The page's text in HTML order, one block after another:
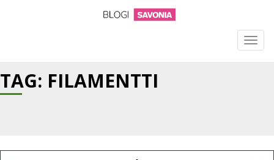
TAG: FILAMENTTI